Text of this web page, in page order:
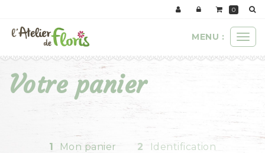
le
MENU :
Votre panier
1 Mon panier 2 Identification
0